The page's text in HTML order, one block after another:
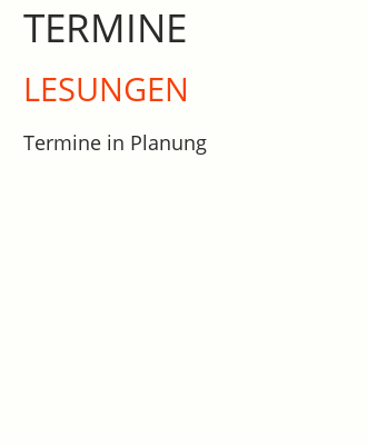
TERMINE
LESUNGEN
Termine in Planung